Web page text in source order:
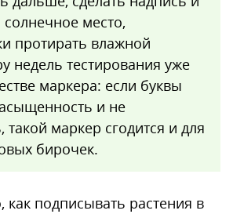
место,
протирать влажной
недель тестирования уже
маркера: если буквы
и не
такой маркер сгодится и для
бирочек.
как подписывать растения в